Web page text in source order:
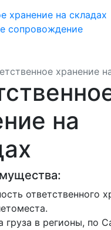
хранение на складах
сопровождение
хранение
на
ответственного
груза в регионы, по